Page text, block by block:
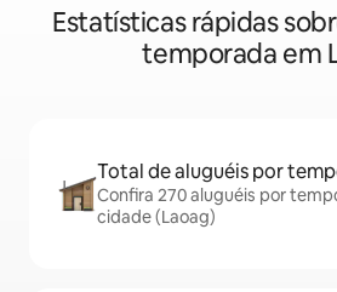
Estatísticas rápidas
temporada em
Total de aluguéis por
Confira 270 aluguéis por
cidade (Laoag)